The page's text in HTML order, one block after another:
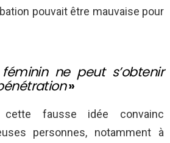
pouvait être mauvaise pour
féminin ne peut s’obtenir
»
cette fausse idée convainc
personnes, notamment à